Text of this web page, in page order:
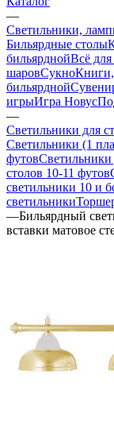
—
Светильники,
Бильярдные столы
бильярднойВсё для
шаровСукноКниги,
бильярдной
игрыИгра Новус
—
Светильники для
Светильники (1
футовСветильники
столов 10-11 футов
светильники 10 и
светильники
—Бильярдный
вставки матовое